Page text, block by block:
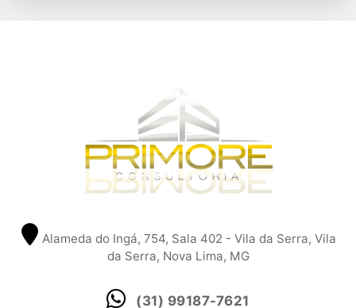
Alameda do Ingá, 754, Sala 402 - Vila da Serra, Vila
da Serra, Nova Lima, MG
(31) 99187-7621